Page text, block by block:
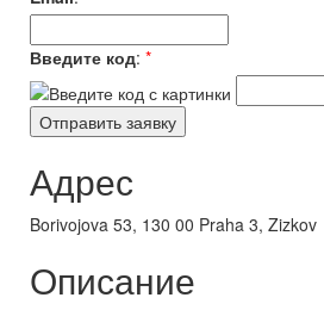
Введите код: *
Адрес
Borivojova 53, 130 00 Praha 3, Zizkov
Описание